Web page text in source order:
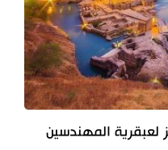
لعبقرية المهندسين